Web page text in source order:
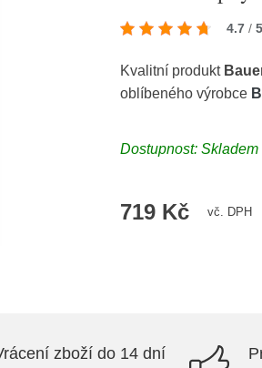
4.7 / 5
Kvalitní produkt
oblíbeného výrobce
Dostupnost: Skladem
719 Kč vč. DPH
zboží do 14 dní